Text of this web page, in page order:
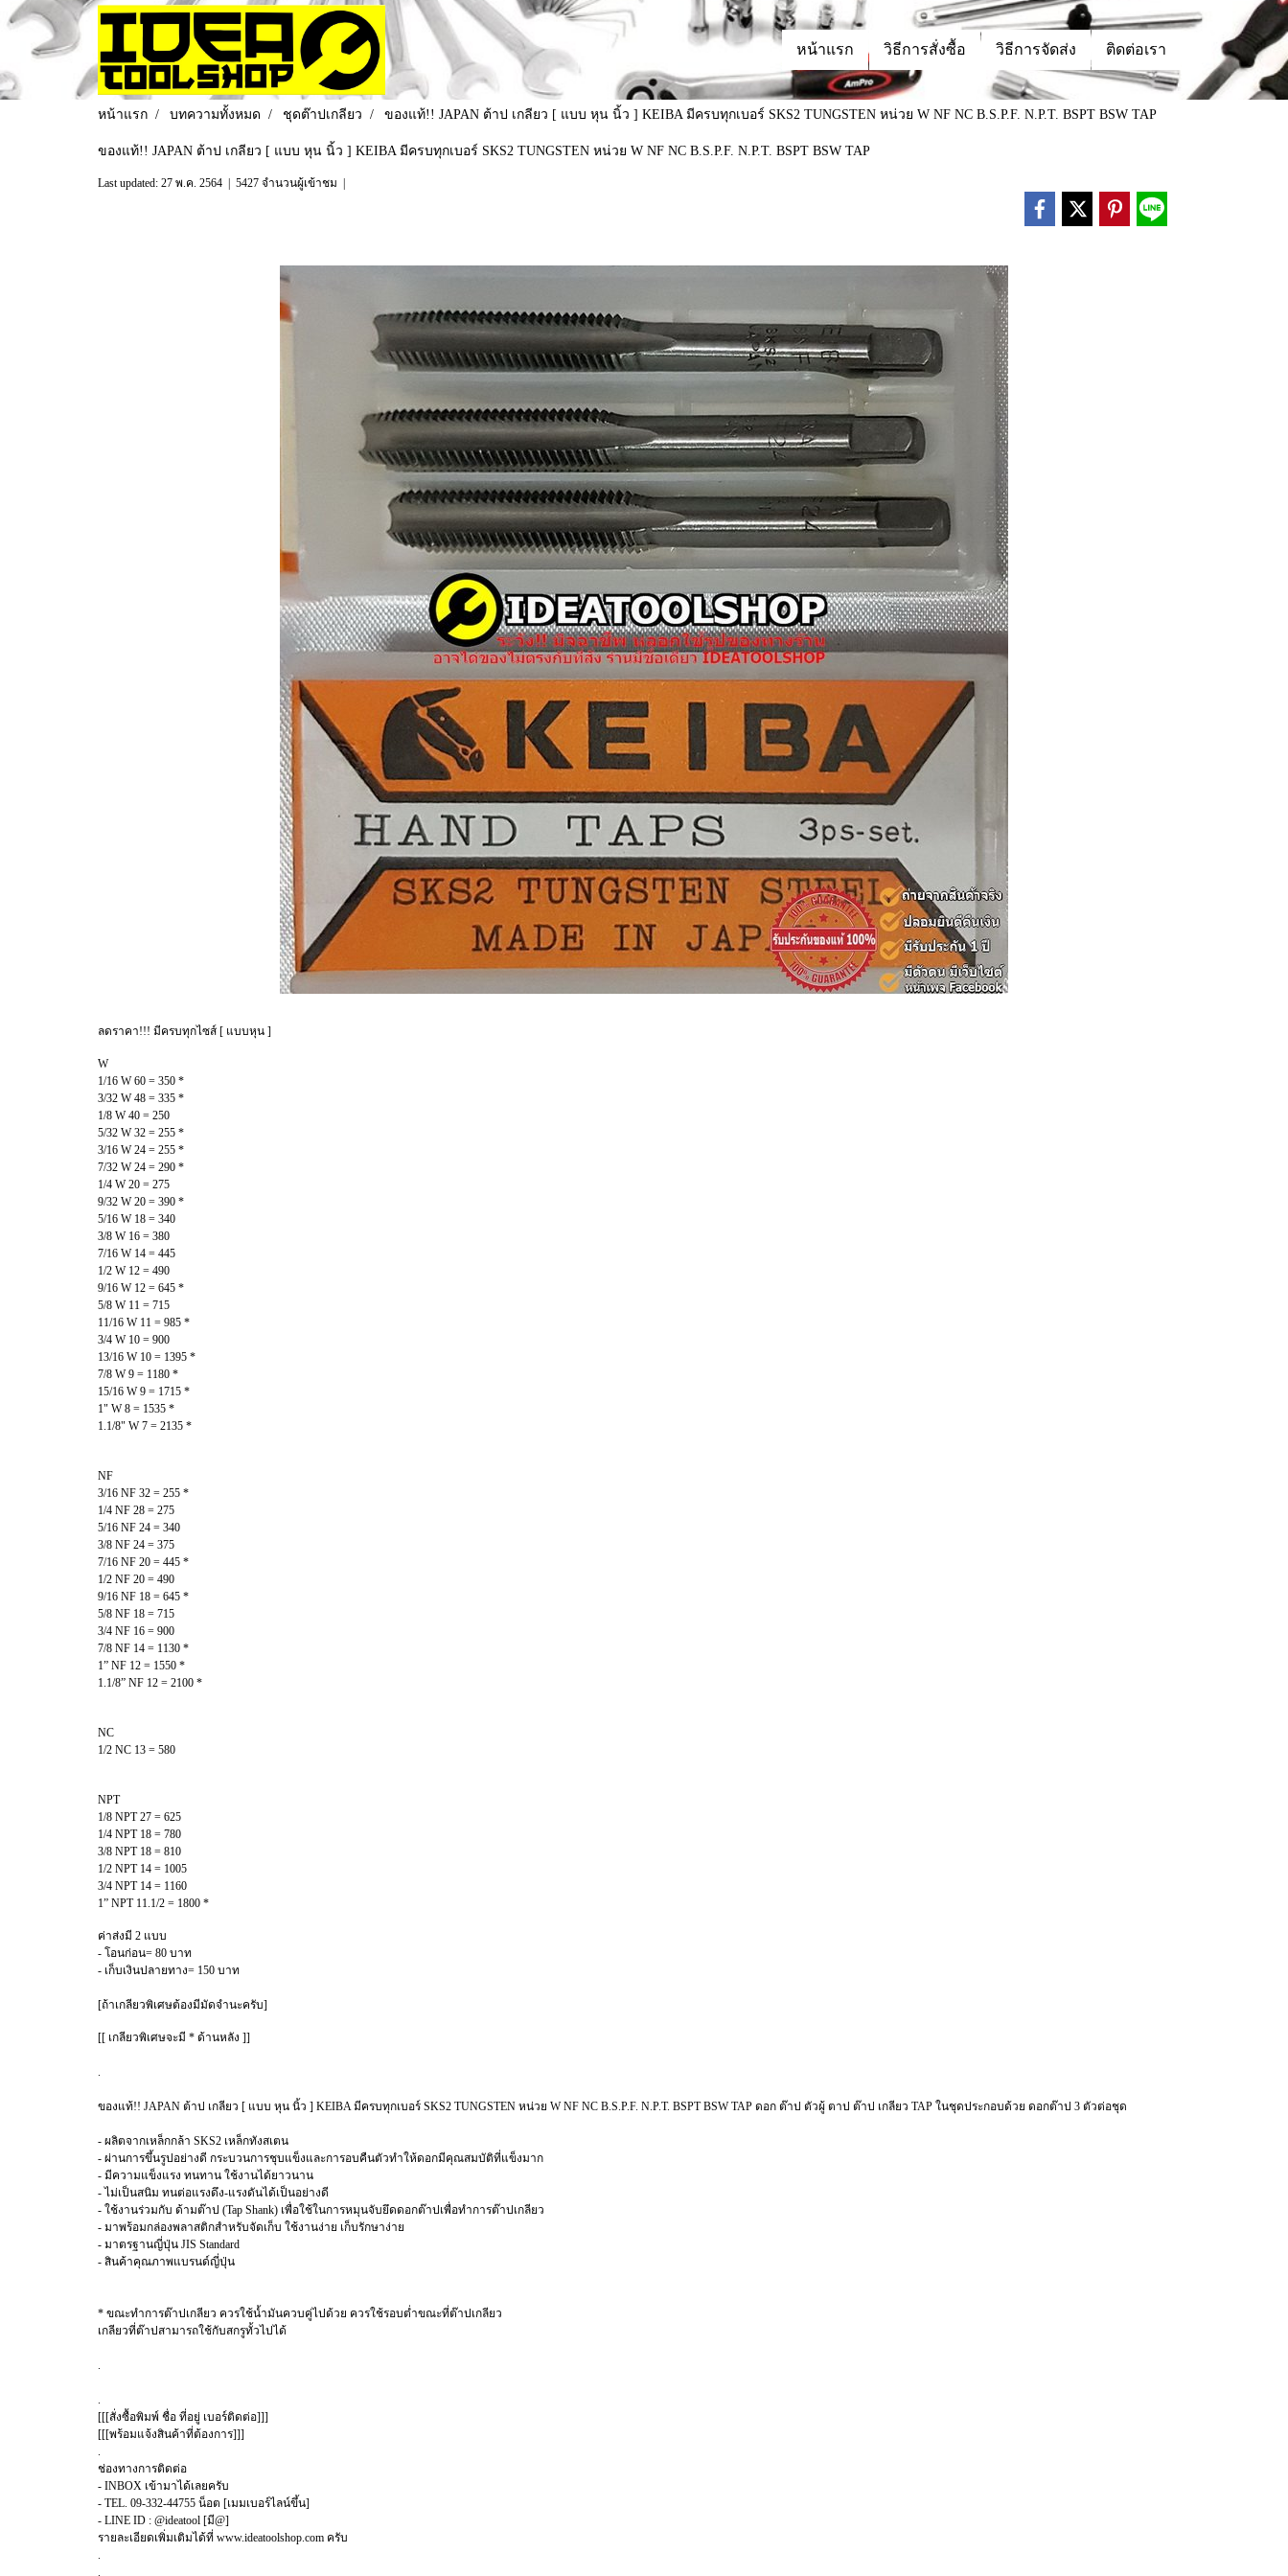
หน้าแรก วิธีการสั่งซื้อ วิธีการจัดส่ง ติดต่อเรา
หน้าแรก บทความทั้งหมด ชุดต๊าปเกลียว ของแท้!! JAPAN ต้าป เกลียว [ แบบ หุน นิ้ว ] KEIBA มีครบทุกเบอร์ SKS2 TUNGSTEN หน่วย W NF NC B.S.P.F. N.P.T. BSPT BSW TAP
ของแท้!! JAPAN ต้าป เกลียว [ แบบ หุน นิ้ว ] KEIBA มีครบทุกเบอร์ SKS2 TUNGSTEN หน่วย W NF NC B.S.P.F. N.P.T. BSPT BSW TAP
Last updated: 27 พ.ค. 2564 5427 จำนวนผู้เข้าชม
ลดราคา!!! มีครบทุกไซส์ [ แบบหุน ]
W
1/16 W 60 = 350 *
3/32 W 48 = 335 *
1/8 W 40 = 250
5/32 W 32 = 255 *
3/16 W 24 = 255 *
7/32 W 24 = 290 *
1/4 W 20 = 275
9/32 W 20 = 390 *
5/16 W 18 = 340
3/8 W 16 = 380
7/16 W 14 = 445
1/2 W 12 = 490
9/16 W 12 = 645 *
5/8 W 11 = 715
11/16 W 11 = 985 *
3/4 W 10 = 900
13/16 W 10 = 1395 *
7/8 W 9 = 1180 *
15/16 W 9 = 1715 *
1" W 8 = 1535 *
1.1/8" W 7 = 2135 *
NF
3/16 NF 32 = 255 *
1/4 NF 28 = 275
5/16 NF 24 = 340
3/8 NF 24 = 375
7/16 NF 20 = 445 *
1/2 NF 20 = 490
9/16 NF 18 = 645 *
5/8 NF 18 = 715
3/4 NF 16 = 900
7/8 NF 14 = 1130 *
1” NF 12 = 1550 *
1.1/8” NF 12 = 2100 *
NC
1/2 NC 13 = 580
NPT
1/8 NPT 27 = 625
1/4 NPT 18 = 780
3/8 NPT 18 = 810
1/2 NPT 14 = 1005
3/4 NPT 14 = 1160
1” NPT 11.1/2 = 1800 *
ค่าส่งมี 2 แบบ
- โอนก่อน= 80 บาท
- เก็บเงินปลายทาง= 150 บาท
[ถ้าเกลียวพิเศษต้องมีมัดจำนะครับ]
[[ เกลียวพิเศษจะมี * ด้านหลัง ]]
ของแท้!! JAPAN ต้าป เกลียว [ แบบ หุน นิ้ว ] KEIBA มีครบทุกเบอร์ SKS2 TUNGSTEN หน่วย W NF NC B.S.P.F. N.P.T. BSPT BSW TAP ดอก ต๊าป ตัวผู้ ตาป ต๊าป เกลียว TAP ในชุดประกอบด้วย ดอกต๊าป 3 ตัวต่อชุด
- ผลิตจากเหล็กกล้า SKS2 เหล็กทังสเตน
- ผ่านการขึ้นรูปอย่างดี กระบวนการชุบแข็งและการอบคืนตัวทำให้ดอกมีคุณสมบัติที่แข็งมาก
- มีความแข็งแรง ทนทาน ใช้งานได้ยาวนาน
- ไม่เป็นสนิม ทนต่อแรงดึง-แรงดันได้เป็นอย่างดี
- ใช้งานร่วมกับ ด้ามต๊าป (Tap Shank) เพื่อใช้ในการหมุนจับยึดดอกต๊าปเพื่อทำการต๊าปเกลียว
- มาพร้อมกล่องพลาสติกสำหรับจัดเก็บ ใช้งานง่าย เก็บรักษาง่าย
- มาตรฐานญี่ปุ่น JIS Standard
- สินค้าคุณภาพแบรนด์ญี่ปุ่น
* ขณะทำการต๊าปเกลียว ควรใช้น้ำมันควบคู่ไปด้วย ควรใช้รอบต่ำขณะที่ต๊าปเกลียว
เกลียวที่ต๊าปสามารถใช้กับสกรูทั้วไปได้
[[[สั่งซื้อพิมพ์ ชื่อ ที่อยู่ เบอร์ติดต่อ]]]
[[[พร้อมแจ้งสินค้าที่ต้องการ]]]
ช่องทางการติดต่อ
- INBOX เข้ามาได้เลยครับ
- TEL. 09-332-44755 น็อต [เมมเบอร์ไลน์ขึ้น]
- LINE ID : @ideatool [มี@]
รายละเอียดเพิ่มเติมได้ที่ www.ideatoolshop.com ครับ